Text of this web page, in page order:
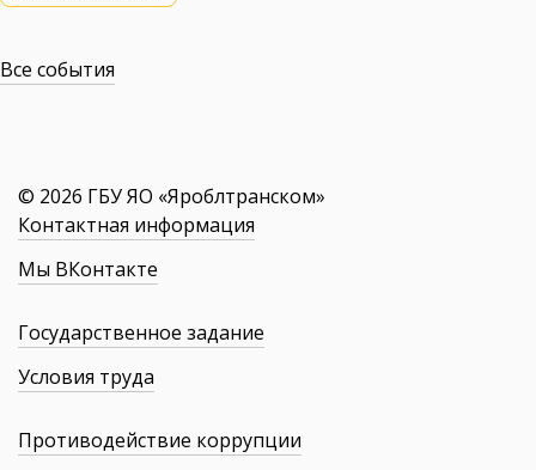
Все события
© 2026 ГБУ ЯО «Яроблтранском»
Контактная информация
Мы ВКонтакте
Государственное задание
Условия труда
Противодействие коррупции